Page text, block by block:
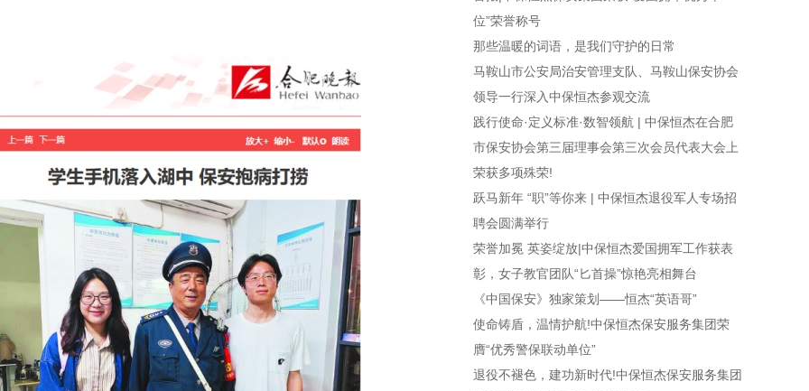
位”荣誉称号
那些温暖的词语，是我们守护的日常
马鞍山市公安局治安管理支队、马鞍山保安协会
领导一行深入中保恒杰参观交流
践行使命·定义标准·数智领航 | 中保恒杰在合肥
市保安协会第三届理事会第三次会员代表大会上
荣获多项殊荣!
跃马新年 “职”等你来 | 中保恒杰退役军人专场招
聘会圆满举行
荣誉加冕 英姿绽放|中保恒杰爱国拥军工作获表
彰，女子教官团队“匕首操”惊艳亮相舞台
《中国保安》独家策划——恒杰“英语哥”
使命铸盾，温情护航!中保恒杰保安服务集团荣
膺“优秀警保联动单位”
退役不褪色，建功新时代!中保恒杰保安服务集团